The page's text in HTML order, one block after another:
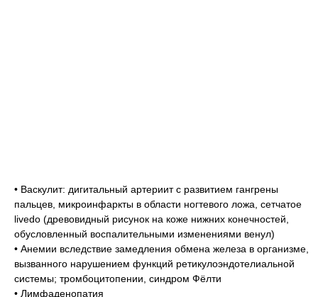
• Васкулит: дигитальный артериит с развитием гангрены
пальцев, микроинфаркты в области ногтевого ложа, сетчатое
livedo (древовидный рисунок на коже нижних конечностей,
обусловленный воспалительными изменениями венул)
• Анемии вследствие замедления обмена железа в организме,
вызванного нарушением функций ретикулоэндотелиальной
системы; тромбоцитопении, синдром Фёлти
• Лимфаденопатия